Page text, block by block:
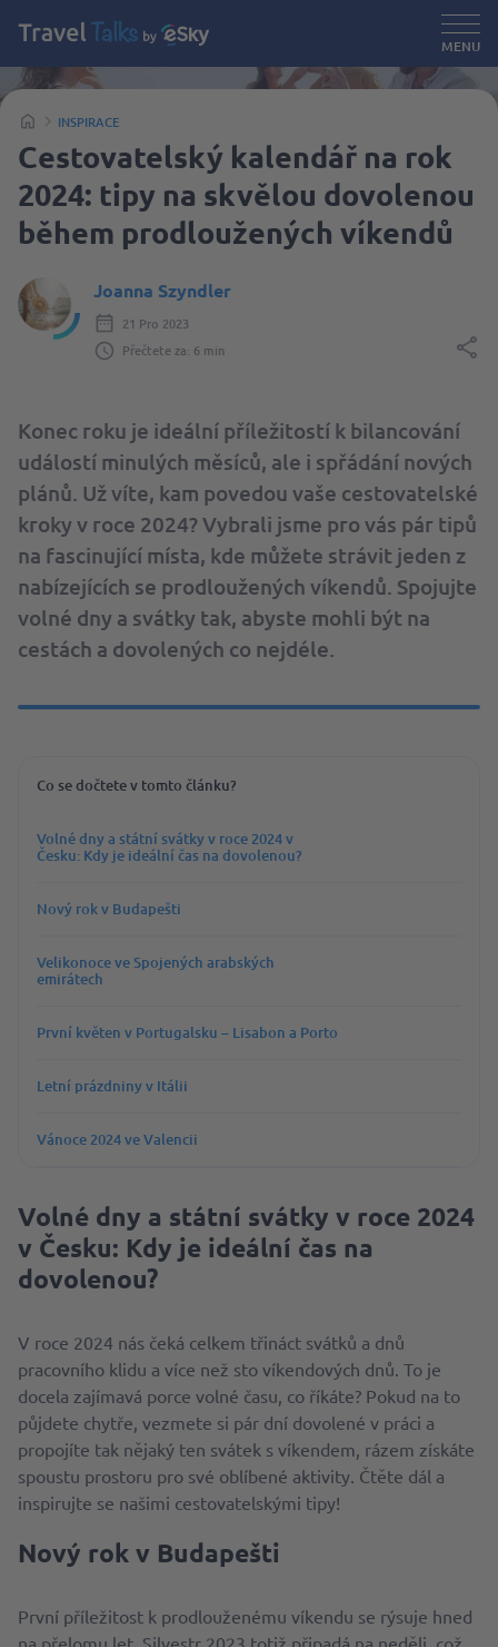
MENU
INSPIRACE
Cestovatelský kalendář na rok
2024: tipy na skvělou dovolenou
během prodloužených víkendů
Joanna Szyndler
21 Pro 2023
Přečtete za: 6 min
Konec roku je ideální příležitostí k bilancování
událostí minulých měsíců, ale i spřádání nových
plánů. Už víte, kam povedou vaše cestovatelské
kroky v roce 2024? Vybrali jsme pro vás pár tipů
na fascinující místa, kde můžete strávit jeden z
nabízejících se prodloužených víkendů. Spojujte
volné dny a svátky tak, abyste mohli být na
cestách a dovolených co nejdéle.
Co se dočtete v tomto článku?
Volné dny a státní svátky v roce 2024 v
Česku: Kdy je ideální čas na dovolenou?
Nový rok v Budapešti
Velikonoce ve Spojených arabských
emirátech
První květen v Portugalsku – Lisabon a Porto
Letní prázdniny v Itálii
Vánoce 2024 ve Valencii
Volné dny a státní svátky v roce 2024
v Česku: Kdy je ideální čas na
dovolenou?
V roce 2024 nás čeká celkem třináct svátků a dnů
pracovního klidu a více než sto víkendových dnů. To je
docela zajímavá porce volné času, co říkáte? Pokud na to
půjdete chytře, vezmete si pár dní dovolené v práci a
propojíte tak nějaký ten svátek s víkendem, rázem získáte
spoustu prostoru pro své oblíbené aktivity. Čtěte dál a
inspirujte se našimi cestovatelskými tipy!
Nový rok v Budapešti
První příležitost k prodlouženému víkendu se rýsuje hned
na přelomu let. Silvestr 2023 totiž připadá na neděli, což